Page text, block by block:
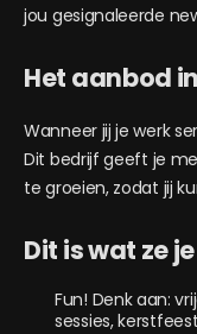
jou gesignaleerde
Het aanbod
Wanneer jij je werk
Dit bedrijf geeft je
te groeien, zodat jij
Dit is wat ze
Fun! Denk aan:
sessies,